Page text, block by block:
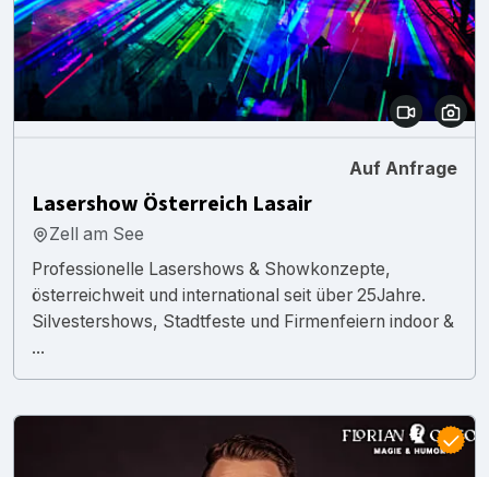
Auf Anfrage
Lasershow Österreich Lasair
Zell am See
Professionelle Lasershows & Showkonzepte,
österreichweit und international seit über 25Jahre.
Silvestershows, Stadtfeste und Firmenfeiern indoor &
...